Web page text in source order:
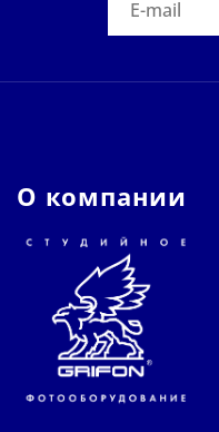
О компании